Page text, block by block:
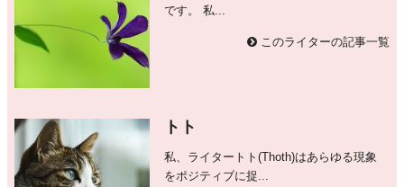
です。 私...
このライターの記事一覧
トト
私、ライタートト(Thoth)はあらゆる現象
をポジティブに捉...